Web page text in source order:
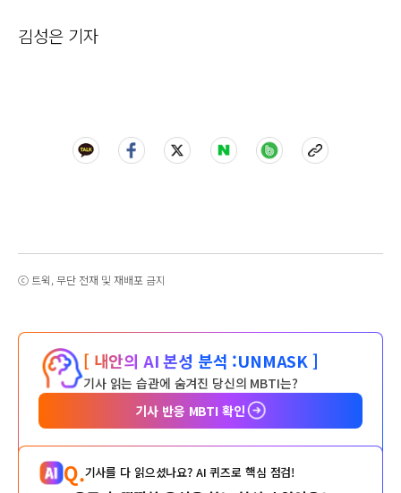
김성은 기자
ⓒ 트윅, 무단 전재 및 재배포 금지
[ 내안의 AI 본성 분석 :UNMASK ]
기사 읽는 습관에 숨겨진 당신의 MBTI는?
기사 반응 MBTI 확인
Q.기사를 다 읽으셨나요? AI 퀴즈로 핵심 점검!